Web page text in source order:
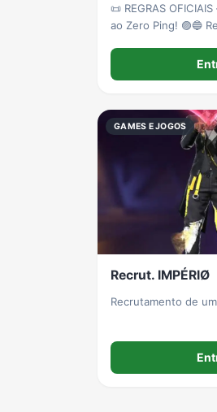
📜 REGRAS OFICIAIS –
ao Zero Ping! 🟣🔵
Respeito acima de
educação.
GAMES E JOGOS
Recrut. IMPÉRIØ